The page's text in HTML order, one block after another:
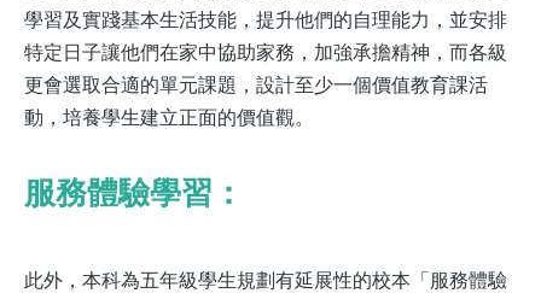
學習及實踐基本生活技能，提升他們的自理能力，並安排
特定日子讓他們在家中協助家務，加強承擔精神，而各級
更會選取合適的單元課題，設計至少一個價值教育課活
動，培養學生建立正面的價值觀。
服務體驗學習：
此外，本科為五年級學生規劃有延展性的校本「服務體驗